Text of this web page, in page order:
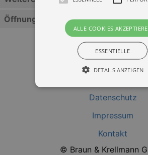
Öffnungszeiten
Datenschutz
Impressum
Kontakt
© Braun & Krellmann
ALLE COOKIES
ESSENTIELLE
DETAILS ANZEIGEN
grundlegenden Funktionen unserer
account. Ohne diese Cookies